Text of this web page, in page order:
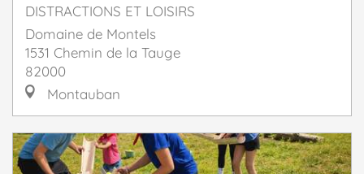
DISTRACTIONS ET LOISIRS
Domaine de Montels
1531 Chemin de la Tauge
82000
Montauban